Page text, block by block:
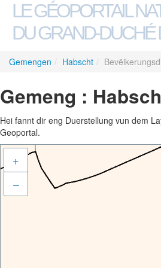
LE GÉOPORTAIL
DU GRAND-
Gemengen / Habscht /
Gemeng :
Hei fannt dir eng Duerstellung vun dem
Geoportal.
+
–